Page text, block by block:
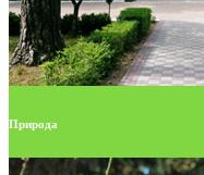
Природа